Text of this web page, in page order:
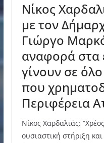
Νίκος
με τον
Γιώργο
αναφορά στα
γίνουν σε
που
Περιφέρεια
Νίκος Χαρδαλιάς:
ουσιαστική στήριξη